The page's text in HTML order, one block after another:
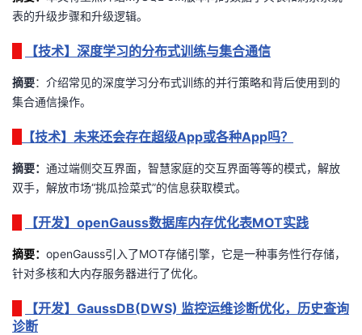
动
关
注
的
开
发
者
学
我
的
Programs
我
的
支
持
我
表的升级步骤和升级逻辑。
【技术】深度学习的分布式训练与集合通信
摘要： 介绍常见的深度学习分布式训练的并行策略和背后使用到的
集合通信操作。
【技术】未来还会存在超级App或各种App吗？
摘要： 通过端侧交互界面，智慧家庭的交互界面等等的模式，解放
双手，解放市场“挑瓜捡菜式”的信息获取模式。
【开发】openGauss数据库内存优化表MOT实践
摘要： openGauss引入了MOT存储引擎，它是一种事务性行存储，
针对多核和大内存服务器进行了优化。
【开发】GaussDB(DWS) 监控运维诊断优化，历史查询
诊断